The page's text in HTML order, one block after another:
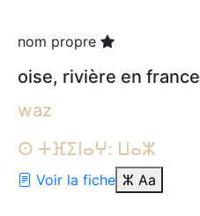
nom propre
oise, rivière en france
waz
ⵙ ⵜⴼⵉⵏⴰⵖ: ⵡⴰⵣ
Voir la fiche ⵣ Aa